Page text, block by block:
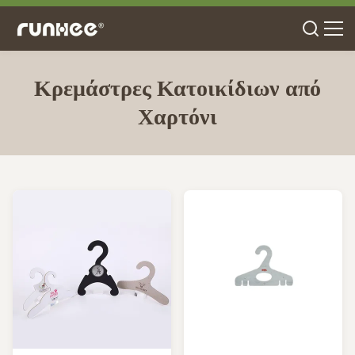
Κρεμάστρες Κατοικίδιων από
Χαρτόνι